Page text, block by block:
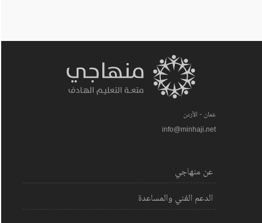
عمان - الأردن
info@minhaji.net
عن منهاجي
الدعم الفني والمساعدة